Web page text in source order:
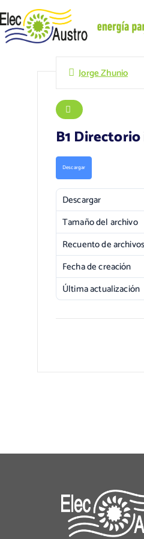
Jorge Zhunio
B1
Descargar
Descargar
Tamaño del archivo
Recuento de archivos
Fecha de creación
Última actualización